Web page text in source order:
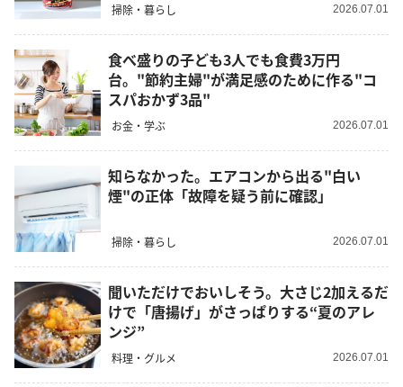
掃除・暮らし 2026.07.01
食べ盛りの子ども3人でも食費3万円
台。"節約主婦"が満足感のために作る"コ
スパおかず3品"
お金・学ぶ 2026.07.01
知らなかった。エアコンから出る"白い
煙"の正体「故障を疑う前に確認」
掃除・暮らし 2026.07.01
聞いただけでおいしそう。大さじ2加えるだ
けで「唐揚げ」がさっぱりする“夏のアレ
ンジ”
料理・グルメ 2026.07.01